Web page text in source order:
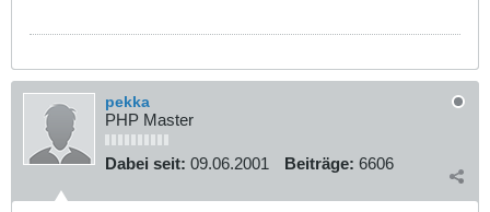
pekka
PHP Master
Dabei seit: 09.06.2001 Beiträge: 6606